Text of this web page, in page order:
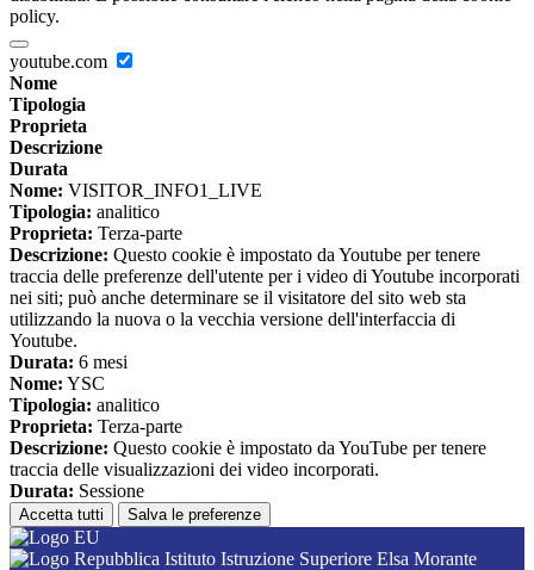
policy.
youtube.com
Nome
Tipologia
Proprieta
Descrizione
Durata
Nome: VISITOR_INFO1_LIVE
Tipologia: analitico
Proprieta: Terza-parte
Descrizione: Questo cookie è impostato da Youtube per tenere
traccia delle preferenze dell'utente per i video di Youtube incorporati
nei siti; può anche determinare se il visitatore del sito web sta
utilizzando la nuova o la vecchia versione dell'interfaccia di
Youtube.
Durata: 6 mesi
Nome: YSC
Tipologia: analitico
Proprieta: Terza-parte
Descrizione: Questo cookie è impostato da YouTube per tenere
traccia delle visualizzazioni dei video incorporati.
Durata: Sessione
Accetta tutti Salva le preferenze
Istituto Istruzione Superiore Elsa Morante